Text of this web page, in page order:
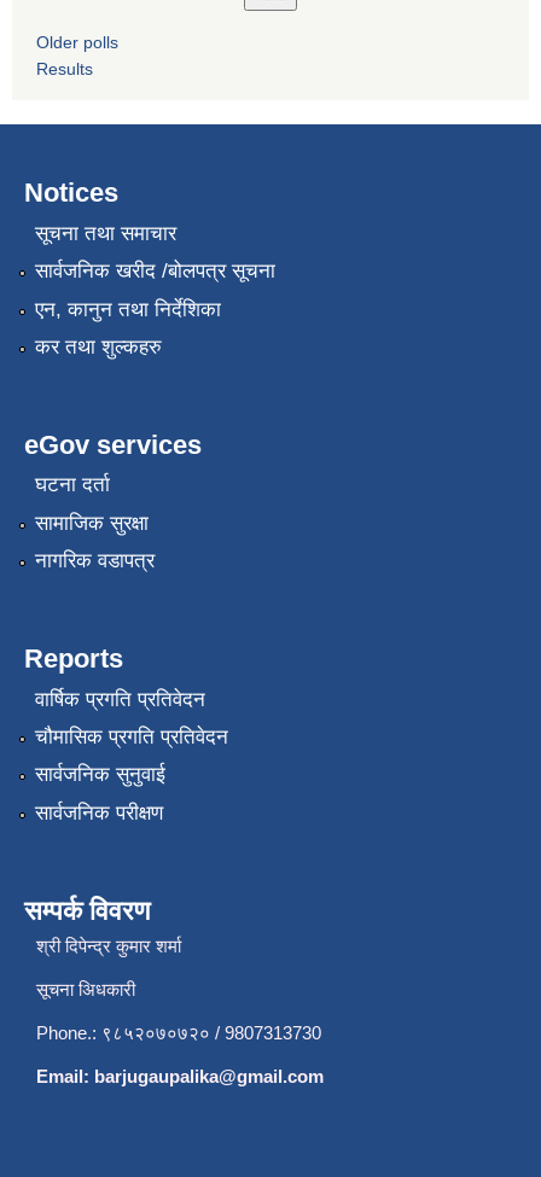
Older polls
Results
Notices
सूचना तथा समाचार
सार्वजनिक खरीद /बोलपत्र सूचना
एन, कानुन तथा निर्देशिका
कर तथा शुल्कहरु
eGov services
घटना दर्ता
सामाजिक सुरक्षा
नागरिक वडापत्र
Reports
वार्षिक प्रगति प्रतिवेदन
चौमासिक प्रगति प्रतिवेदन
सार्वजनिक सुनुवाई
सार्वजनिक परीक्षण
सम्पर्क विवरण
श्री दिपेन्द्र कुमार शर्मा
सूचना अिधकारी
Phone.: ९८५२०७०७२० / 9807313730
Email: barjugaupalika@gmail.com